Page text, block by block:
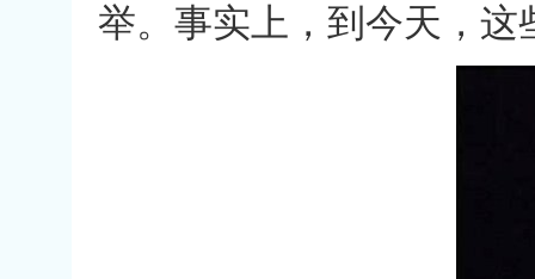
举。事实上，到今天，